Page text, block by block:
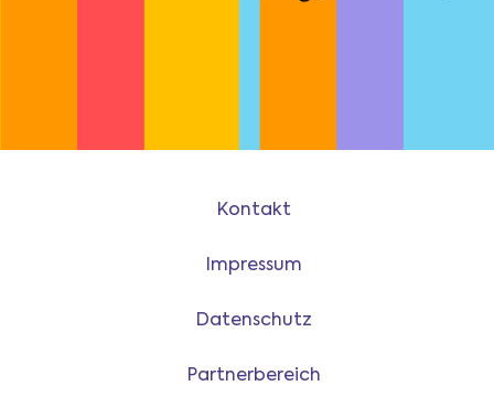
Kontakt
Impressum
Datenschutz
Partnerbereich